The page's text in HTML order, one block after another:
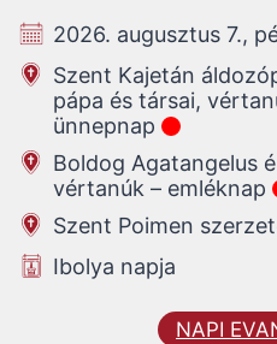
2026. augusztus 7.,
Szent Kajetán
pápa és társai,
ünnepnap
Boldog Agatangelus
vértanúk – emléknap
Szent Poimen
Ibolya napja
NAPI